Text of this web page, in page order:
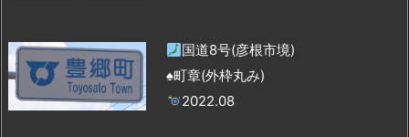
国道8号(彦根市境)
♠町章(外枠丸み)
2022.08